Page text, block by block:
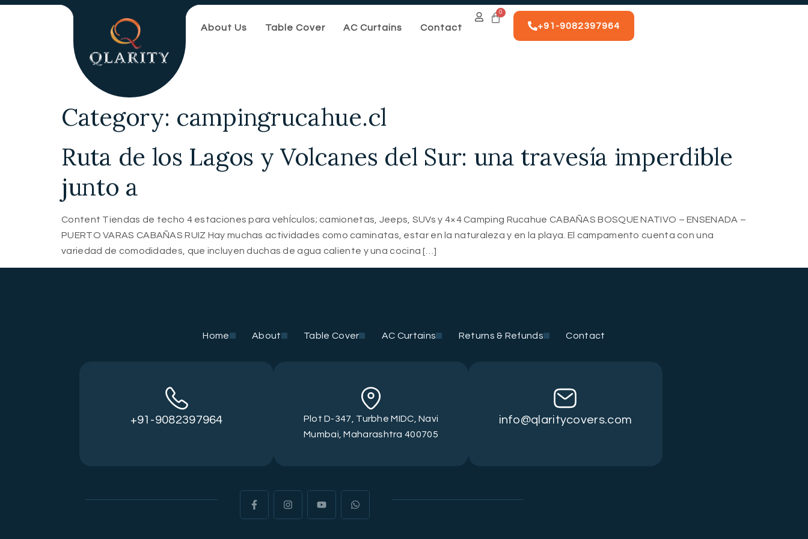
About Us Table Cover AC Curtains Contact +91-9082397964
Category: campingrucahue.cl
Ruta de los Lagos y Volcanes del Sur: una travesía imperdible
junto a
Content Tiendas de techo 4 estaciones para vehÍculos; camionetas, Jeeps, SUVs y 4×4 Camping Rucahue CABAÑAS BOSQUE NATIVO – ENSENADA –
PUERTO VARAS CABAÑAS RUIZ Hay muchas actividades como caminatas, estar en la naturaleza y en la playa. El campamento cuenta con una
variedad de comodidades, que incluyen duchas de agua caliente y una cocina […]
Home About Table Cover AC Curtains Returns & Refunds Contact
+91-9082397964
Plot D-347, Turbhe MIDC, Navi
Mumbai, Maharashtra 400705
info@qlaritycovers.com